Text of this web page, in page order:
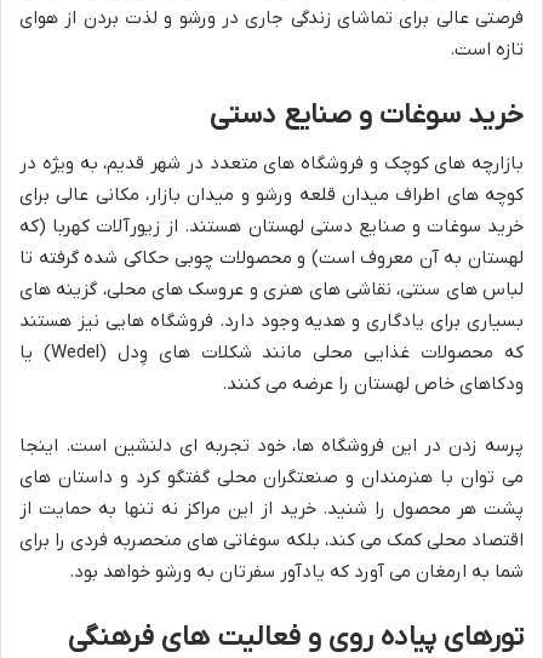
فرصتی عالی برای تماشای زندگی جاری در ورشو و لذت بردن از هوای
تازه است.
خرید سوغات و صنایع دستی
بازارچه های کوچک و فروشگاه های متعدد در شهر قدیم، به ویژه در
کوچه های اطراف میدان قلعه ورشو و میدان بازار، مکانی عالی برای
خرید سوغات و صنایع دستی لهستان هستند. از زیورآلات کهربا (که
لهستان به آن معروف است) و محصولات چوبی حکاکی شده گرفته تا
لباس های سنتی، نقاشی های هنری و عروسک های محلی، گزینه های
بسیاری برای یادگاری و هدیه وجود دارد. فروشگاه هایی نیز هستند
که محصولات غذایی محلی مانند شکلات های وِدل (Wedel) یا
ودکاهای خاص لهستان را عرضه می کنند.
پرسه زدن در این فروشگاه ها، خود تجربه ای دلنشین است. اینجا
می توان با هنرمندان و صنعتگران محلی گفتگو کرد و داستان های
پشت هر محصول را شنید. خرید از این مراکز نه تنها به حمایت از
اقتصاد محلی کمک می کند، بلکه سوغاتی های منحصربه فردی را برای
شما به ارمغان می آورد که یادآور سفرتان به ورشو خواهد بود.
تورهای پیاده روی و فعالیت های فرهنگی